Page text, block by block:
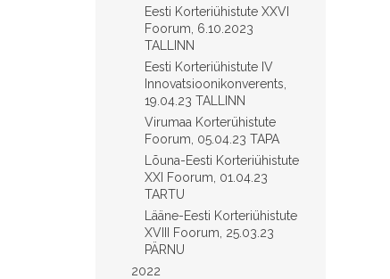
Eesti Korteriühistute XXVI
Foorum, 6.10.2023
TALLINN
Eesti Korteriühistute IV
Innovatsioonikonverents,
19.04.23 TALLINN
Virumaa Korterühistute
Foorum, 05.04.23 TAPA
Lõuna-Eesti Korteriühistute
XXI Foorum, 01.04.23
TARTU
Lääne-Eesti Korteriühistute
XVIII Foorum, 25.03.23
PÄRNU
2022